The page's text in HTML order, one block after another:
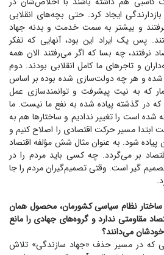
ایجاد کرد. حتی بچه‌های انقلابی
و بیشتر به سمت خدمت و بدنه جهاد
پس یک ایراد این بود، آنهایی که تفکر
نرفتند، چه بسا که اگر می‌رفتند الان همه
و تاجر‌های ما کامل انقلابی بودند. دوم
شده و هر چه دولت‌سازی شده بوده بر اساس
که به نیت پیشرفت و توانمندسازی عمل
که در گذشته پیاده شده به نفع ما نیست. ما
شده است را تغییر ندادیم و ساختار‌ها هم به
مسیر حرکت اقتصادی را اصلاح کنیم و
پیاده شود. به عنوان مثال شش مؤلفه اقتصاد
بر می‌گردد. چه کسی باید مردم را در
گیر است. وقتی تصمیم‌گیران مردم را جا
نظام سیاسی کشورمان، محصول همان
مقاومتی ندارد و گروه‌های جهادی را مانع
می‌دانند؟‌
که در مسیر حذف «جهاد سازندگی» تلاش